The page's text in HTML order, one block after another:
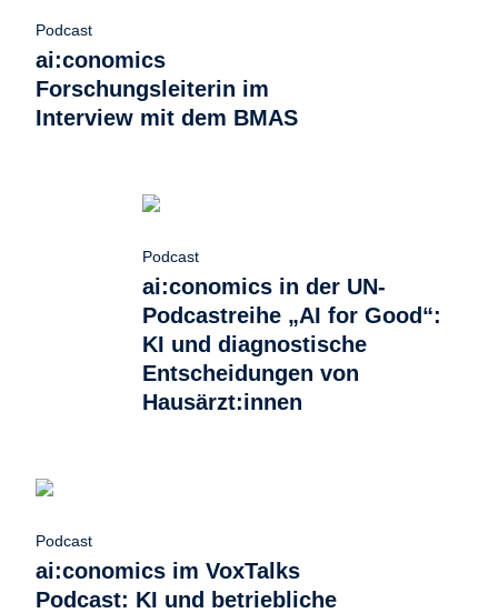
Podcast
ai:conomics
Forschungsleiterin im
Interview mit dem BMAS
Podcast
ai:conomics in der UN-
Podcastreihe „AI for Good“:
KI und diagnostische
Entscheidungen von
Hausärzt:innen
Podcast
ai:conomics im VoxTalks
Podcast: KI und betriebliche